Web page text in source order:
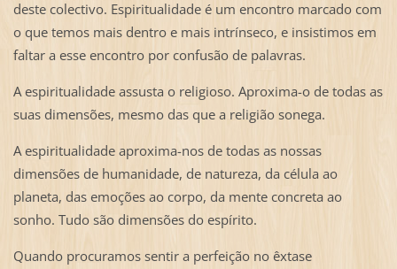
deste colectivo. Espiritualidade é um encontro marcado com
o que temos mais dentro e mais intrínseco, e insistimos em
faltar a esse encontro por confusão de palavras.
A espiritualidade assusta o religioso. Aproxima-o de todas as
suas dimensões, mesmo das que a religião sonega.
A espiritualidade aproxima-nos de todas as nossas
dimensões de humanidade, de natureza, da célula ao
planeta, das emoções ao corpo, da mente concreta ao
sonho. Tudo são dimensões do espírito.
Quando procuramos sentir a perfeição no êxtase